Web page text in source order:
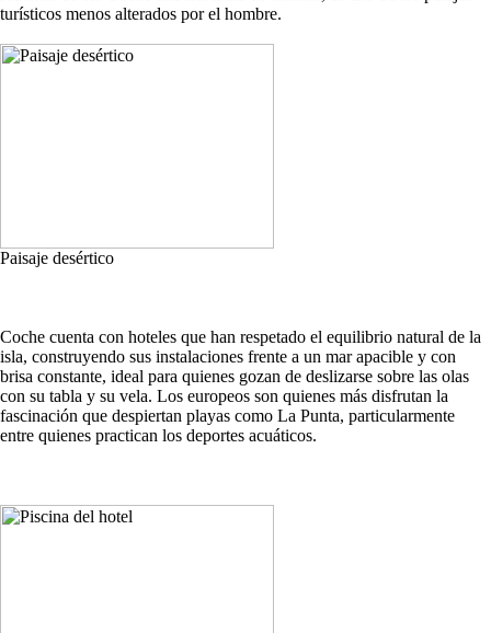
turísticos menos alterados por el hombre.
Paisaje desértico
Coche cuenta con hoteles que han respetado el equilibrio natural de la
isla, construyendo sus instalaciones frente a un mar apacible y con
brisa constante, ideal para quienes gozan de deslizarse sobre las olas
con su tabla y su vela. Los europeos son quienes más disfrutan la
fascinación que despiertan playas como La Punta, particularmente
entre quienes practican los deportes acuáticos.